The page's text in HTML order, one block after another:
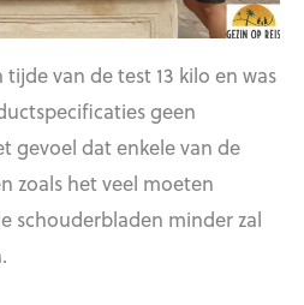
van de test 13 kilo en was
geen
gevoel dat enkele van de
zoals het veel moeten
schouderbladen minder zal